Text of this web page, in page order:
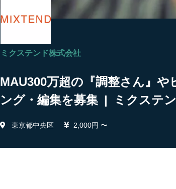
ミクステンド株式会社
MAU300万超の『調整さん』
ング・編集を募集 | ミクステ
東京都中央区 2,000円 〜